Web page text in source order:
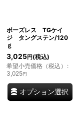
ボーズレス TGケイ
ジ タングステン/120
ｇ
3,025円(税込)
希望小売価格（税込） :
3,025円
オプション選択